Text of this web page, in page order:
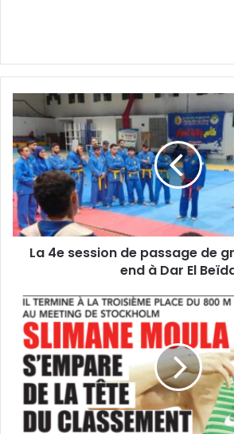
La
4e
session
de
passage
de
grade,
ce
week-
end
Beïda
La 4e session de passage de
end à Dar El
09
06
2023